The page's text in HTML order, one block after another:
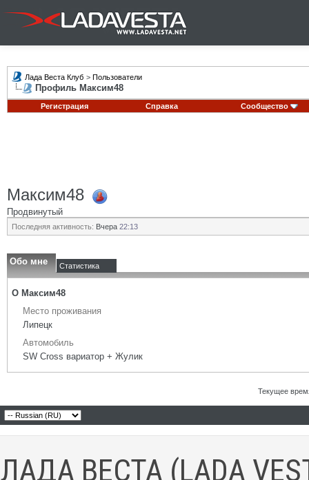
Лада Веста Клуб > Пользователи
Профиль Максим48
Регистрация Справка Сообщество
Максим48
Продвинутый
Последняя активность: Вчера 22:13
Обо мне Статистика
О Максим48
Место проживания
Липецк
Автомобиль
SW Cross вариатор + Жулик
Текущее
ЛАДА ВЕСТА (LADA